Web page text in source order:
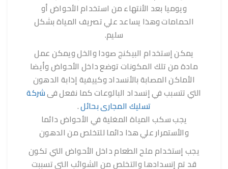
ويوميا بعد الأنتهاء من استخدام الأحواض أو
الحمامات وهذا يساعد علي تصريف المياة بشكل
سليم.
يمكن إستخدام البيكنج صودا والخل ويمكن عمل
مادة من تلك المكونات توضع داخل الأحواض وأيضا
الأماكن المصابة بالأنسداد وكييفية إذابة الدهون
التي تتسبب في إنسداد البالوعات كما نفعل فىشركة
تسليك المجارى بحائل.
يجب سكب المياة المغلية في الأحواض دائما
والأستمرار علي هذا دائما للتخلص من الدهون
يجب إستخدام ملح الطعام داخل الأحواض التي تكون
قد تم إنسدادها والتخلص من الشوائب التي تسببت